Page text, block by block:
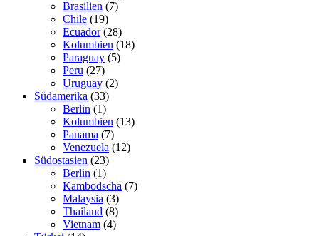
Brasilien (7)
Chile (19)
Ecuador(28)
Kolumbien (18)
Paraguay (5)
Peru (27)
Uruguay (2)
Südamerika (33)
Berlin (1)
Kolumbien (13)
Panama (7)
Venezuela (12)
Südostasien (23)
Berlin (1)
Kambodscha (7)
Malaysia (3)
Thailand (8)
Vietnam (4)